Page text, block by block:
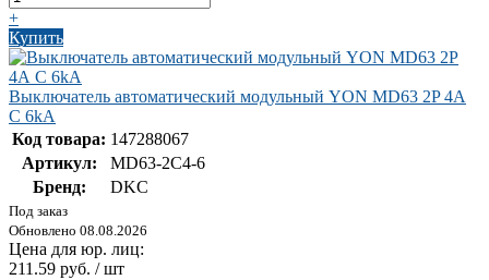
+
Купить
Выключатель автоматический модульный YON MD63 2P 4А
C 6kA
Код товара: 147288067
Артикул:
MD63-2C4-6
Бренд:
DKC
Под заказ
Обновлено 08.08.2026
Цена для юр. лиц:
211.59 руб. / шт